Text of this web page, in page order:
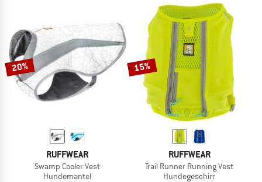
20%
RUFFWEAR
Swamp Cooler Vest
Hundemantel
15%
RUFFWEAR
Trail Runner Running Vest
Hundegeschirr